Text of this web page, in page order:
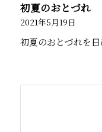
初夏のおとづれ
2021年5月19日
初夏のおとづれを